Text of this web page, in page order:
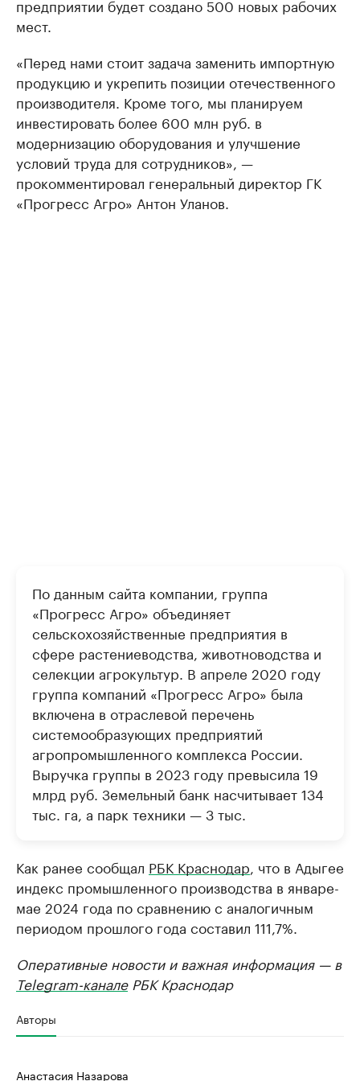
предприятии будет создано 500 новых рабочих
мест.
«Перед нами стоит задача заменить импортную
продукцию и укрепить позиции отечественного
производителя. Кроме того, мы планируем
инвестировать более 600 млн руб. в
модернизацию оборудования и улучшение
условий труда для сотрудников», —
прокомментировал генеральный директор ГК
«Прогресс Агро» Антон Уланов.
По данным сайта компании, группа
«Прогресс Агро» объединяет
сельскохозяйственные предприятия в
сфере растениеводства, животноводства и
селекции агрокультур. В апреле 2020 году
группа компаний «Прогресс Агро» была
включена в отраслевой перечень
системообразующих предприятий
агропромышленного комплекса России.
Выручка группы в 2023 году превысила 19
млрд руб. Земельный банк насчитывает 134
тыс. га, а парк техники — 3 тыс.
Как ранее сообщал РБК Краснодар , что в Адыгее
индекс промышленного производства в январе-
мае 2024 года по сравнению с аналогичным
периодом прошлого года составил 111,7%.
Оперативные новости и важная информация — в
Telegram-каналеРБК Краснодар
Авторы
Анастасия Назарова